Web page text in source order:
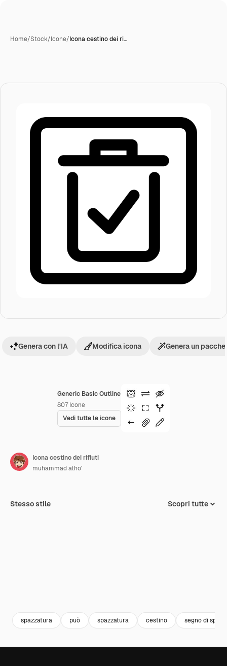
Home/Stock/Icone/Icona cestino dei ri…
Generic Basic Outline
807 Icone
Vedi tutte le icone
Genera con l'IA Modifica icona Genera un
Icona cestino dei rifiuti
muhammad atho'
Stesso stile Scopri tutte
spazzatura può spazzatura cestino segno di